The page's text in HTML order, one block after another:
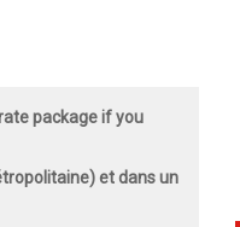
package if you
et dans un